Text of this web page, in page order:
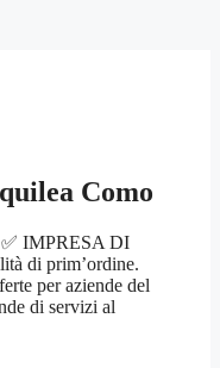
Como
✅ IMPRESA DI
di prim’ordine.
per aziende del
di servizi al